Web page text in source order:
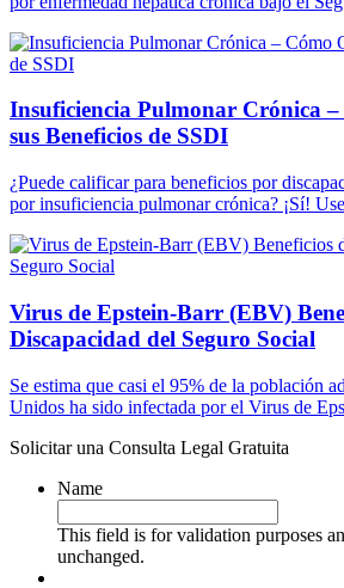
Insuficiencia Pulmonar Crónica
sus Beneficios de SSDI
¿Puede calificar para beneficios por
por insuficiencia pulmonar crónica? ¡Sí! Use
Virus de Epstein-Barr (EBV)
Discapacidad del Seguro Social
Se estima que casi el 95% de la población
Unidos ha sido infectada por el Virus de
Solicitar una Consulta Legal Gratuita
Name
This field is for validation purposes
unchanged.